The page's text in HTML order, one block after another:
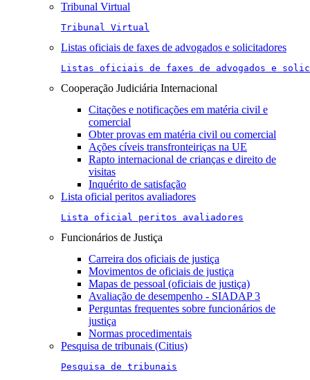
Tribunal Virtual
Tribunal Virtual
Listas oficiais de faxes de advogados e solicitadores
Listas oficiais de faxes de advogados e
Cooperação Judiciária Internacional
Citações e notificações em matéria civil e
comercial
Obter provas em matéria civil ou comercial
Ações cíveis transfronteiriças na UE
Rapto internacional de crianças e direito de
visitas
Inquérito de satisfação
Lista oficial peritos avaliadores
Lista oficial peritos avaliadores
Funcionários de Justiça
Carreira dos oficiais de justiça
Movimentos de oficiais de justiça
Mapas de pessoal (oficiais de justiça)
Avaliação de desempenho - SIADAP 3
Perguntas frequentes sobre funcionários de
justiça
Normas procedimentais
Pesquisa de tribunais (Citius)
Pesquisa de tribunais